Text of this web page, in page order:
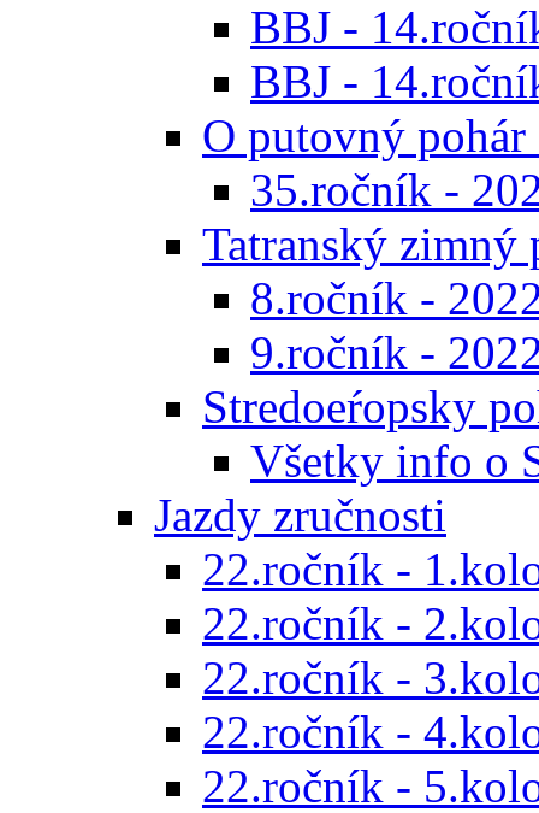
BBJ -
BBJ -
O putovný
35.ročník -
Tatranský zimný
8.ročník -
9.ročník -
Stredoeŕopsky
Všetky info o
Jazdy zručnosti
22.ročník -
22.ročník -
22.ročník -
22.ročník -
22.ročník -